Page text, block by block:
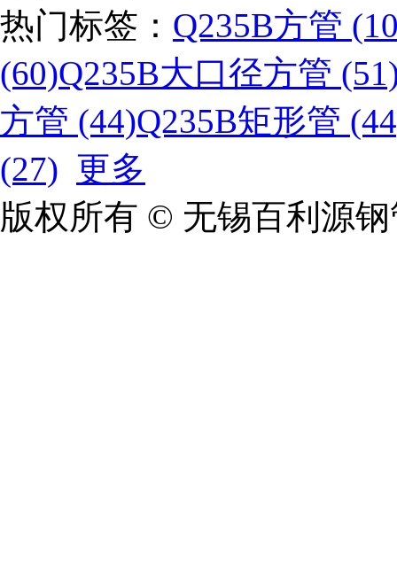
热门标签： Q235B方管
(60)Q235B大口径方管
方管 (44)Q235B矩形管
(27) 更多
版权所有 © 无锡百利源